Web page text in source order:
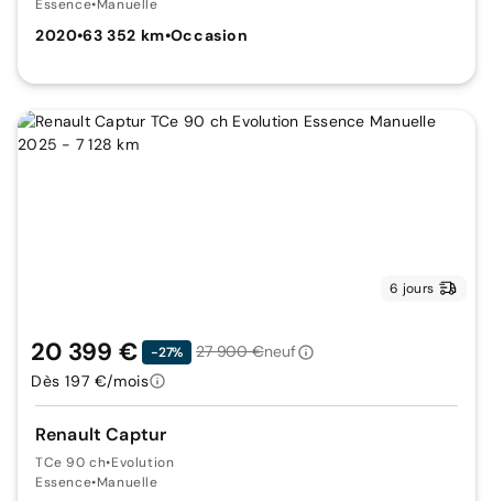
Essence•Manuelle
2020•63 352 km•Occasion
6 jours
Renault Captur
TCe 90 ch•Evolution
Essence•Manuelle
20 399 € -27% 27 900 €neuf
Dès 197 €/mois